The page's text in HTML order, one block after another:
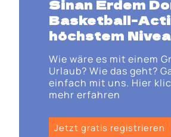
Sinan Erdem
Basketball-
höchstem
Wie wäre es mit einem
Urlaub? Wie das geht?
einfach mit uns. Hier
mehr erfahren
Jetzt gratis registrieren